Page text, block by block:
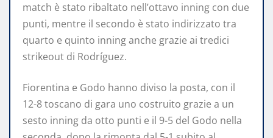
match è stato ribaltato nell’ottavo inning con due
punti, mentre il secondo è stato indirizzato tra
quarto e quinto inning anche grazie ai tredici
strikeout di Rodríguez.
Fiorentina e Godo hanno diviso la posta, con il
12-8 toscano di gara uno costruito grazie a un
sesto inning da otto punti e il 9-5 del Godo nella